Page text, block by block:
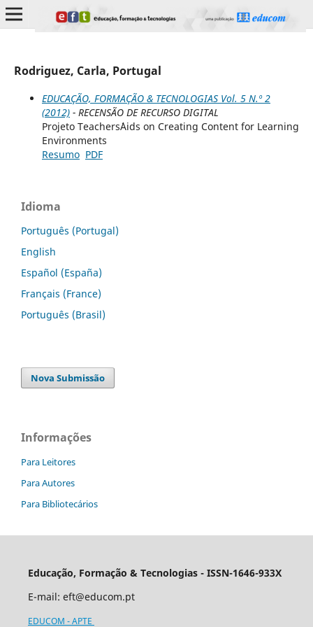
Rodriguez, Carla, Portugal
EDUCAÇÃO, FORMAÇÃO & TECNOLOGIAS Vol. 5 N.º 2
(2012)- RECENSÃO DE RECURSO DIGITAL
Projeto Teachers´Aids on Creating Content for Learning
Environments
Resumo PDF
Idioma
Português (Portugal)
English
Español (España)
Français (France)
Português (Brasil)
Nova Submissão
Informações
Para Leitores
Para Autores
Para Bibliotecários
Educação, Formação & Tecnologias - ISSN-1646-933X
E-mail: eft@educom.pt
EDUCOM - APTE